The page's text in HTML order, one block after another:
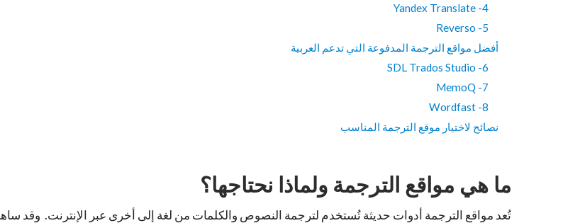
4- Yandex Translate
5- Reverso
أفضل مواقع الترجمة المدفوعة التي تدعم العربية
6- SDL Trados Studio
7- MemoQ
8- Wordfast
نصائح لاختيار موقع الترجمة المناسب
ما هي مواقع الترجمة ولماذا نحتاجها؟
تُعد مواقع الترجمة أدوات حديثة تُستخدم لترجمة النصوص والكلمات من لغة إلى أخرى عبر الإنترنت. وقد